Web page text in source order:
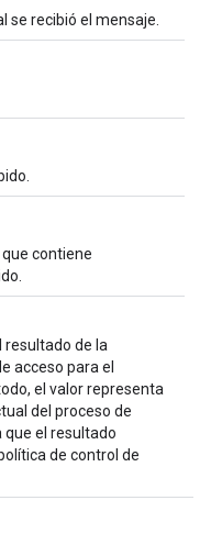
se recibió el mensaje.
que contiene
resultado de la
acceso para el
el valor representa
del proceso de
que el resultado
de control de